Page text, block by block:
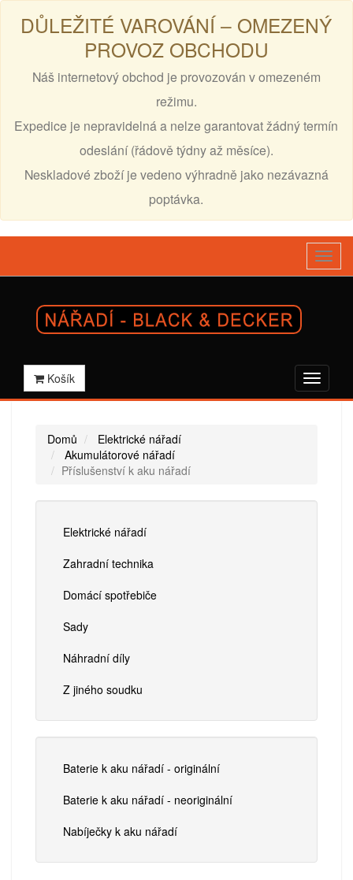
DŮLEŽITÉ VAROVÁNÍ – OMEZENÝ
PROVOZ OBCHODU
Náš internetový obchod je provozován v omezeném
režimu.
Expedice je nepravidelná a nelze garantovat žádný termín
odeslání (řádově týdny až měsíce).
Neskladové zboží je vedeno výhradně jako nezávazná
poptávka.
Košík
Domů
Elektrické nářadí
Akumulátorové nářadí
Příslušenství k aku nářadí
Elektrické nářadí
Zahradní technika
Domácí spotřebiče
Sady
Náhradní díly
Z jiného soudku
Baterie k aku nářadí - originální
Baterie k aku nářadí - neoriginální
Nabíječky k aku nářadí